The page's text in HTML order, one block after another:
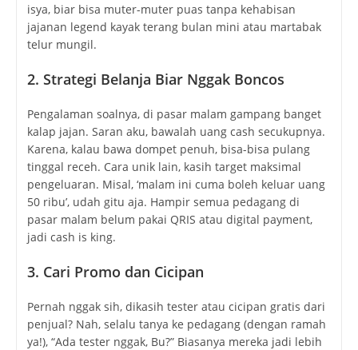
isya, biar bisa muter-muter puas tanpa kehabisan
jajanan legend kayak terang bulan mini atau martabak
telur mungil.
2. Strategi Belanja Biar Nggak Boncos
Pengalaman soalnya, di pasar malam gampang banget
kalap jajan. Saran aku, bawalah uang cash secukupnya.
Karena, kalau bawa dompet penuh, bisa-bisa pulang
tinggal receh. Cara unik lain, kasih target maksimal
pengeluaran. Misal, ‘malam ini cuma boleh keluar uang
50 ribu’, udah gitu aja. Hampir semua pedagang di
pasar malam belum pakai QRIS atau digital payment,
jadi cash is king.
3. Cari Promo dan Cicipan
Pernah nggak sih, dikasih tester atau cicipan gratis dari
penjual? Nah, selalu tanya ke pedagang (dengan ramah
ya!), “Ada tester nggak, Bu?” Biasanya mereka jadi lebih